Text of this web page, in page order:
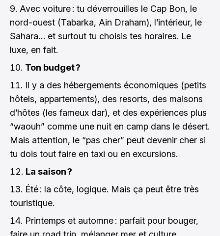
Avec voiture : tu déverrouilles le Cap Bon, le
nord-ouest (Tabarka, Ain Draham), l’intérieur, le
Sahara… et surtout tu choisis tes horaires. Le
luxe, en fait.
Ton budget ?
Il y a des hébergements économiques (petits
hôtels, appartements), des resorts, des maisons
d’hôtes (les fameux dar), et des expériences plus
“waouh” comme une nuit en camp dans le désert.
Mais attention, le “pas cher” peut devenir cher si
tu dois tout faire en taxi ou en excursions.
La saison ?
Été : la côte, logique. Mais ça peut être très
touristique.
Printemps et automne : parfait pour bouger,